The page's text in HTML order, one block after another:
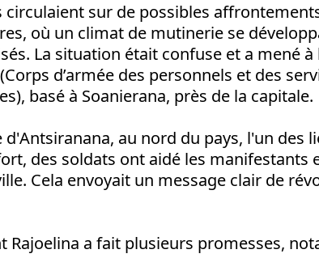
circulaient sur de possibles
où un climat de mutinerie se
La situation était confuse et a mené
d’armée des personnels et des
basé à Soanierana, près de la capitale.
d'Antsiranana, au nord du pays, l'un des
des soldats ont aidé les manifestants
Cela envoyait un message clair de
Rajoelina a fait plusieurs promesses,